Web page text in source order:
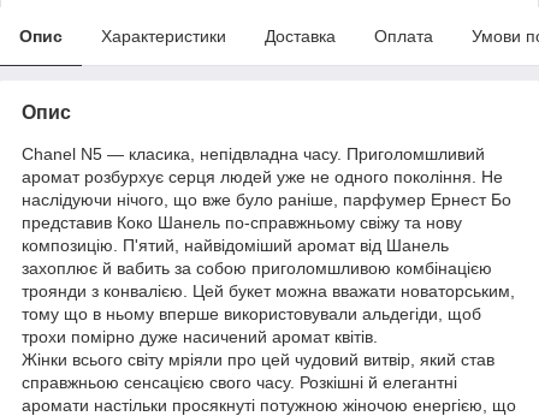
Опис Характеристики Доставка Оплата Умови
Опис
Chanel N5 — класика, непідвладна часу. Приголомшливий
аромат розбурхує серця людей уже не одного покоління. Не
наслідуючи нічого, що вже було раніше, парфумер Ернест Бо
представив Коко Шанель по-справжньому свіжу та нову
композицію. П'ятий, найвідоміший аромат від Шанель
захоплює й вабить за собою приголомшливою комбінацією
троянди з конвалією. Цей букет можна вважати новаторським,
тому що в ньому вперше використовували альдегіди, щоб
трохи помірно дуже насичений аромат квітів.
Жінки всього світу мріяли про цей чудовий витвір, який став
справжньою сенсацією свого часу. Розкішні й елегантні
аромати настільки просякнуті потужною жіночою енергією, що